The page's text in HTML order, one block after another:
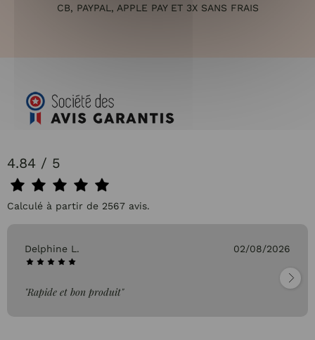
CB, PAYPAL, APPLE PAY ET 3X SANS FRAIS
4.84 / 5
Calculé à partir de 2567 avis.
Delphine L. 02/08/2026
"Rapide et bon produit"